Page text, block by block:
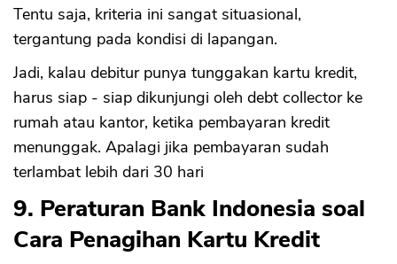
Tentu saja, kriteria ini sangat situasional,
tergantung pada kondisi di lapangan.
Jadi, kalau debitur punya tunggakan kartu kredit,
harus siap - siap dikunjungi oleh debt collector ke
rumah atau kantor, ketika pembayaran kredit
menunggak. Apalagi jika pembayaran sudah
terlambat lebih dari 30 hari
9. Peraturan Bank Indonesia soal
Cara Penagihan Kartu Kredit